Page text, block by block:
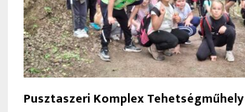
Pusztaszeri Komplex Tehetségműhely